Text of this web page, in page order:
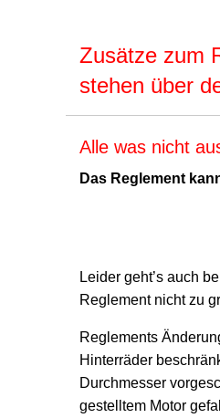
Zusätze zum
stehen über
Alle was nicht
Das Reglement
Leider geht’s auch
Reglement nicht zu
Reglements
Hinterräder
Durchmesser
gestelltem Motor